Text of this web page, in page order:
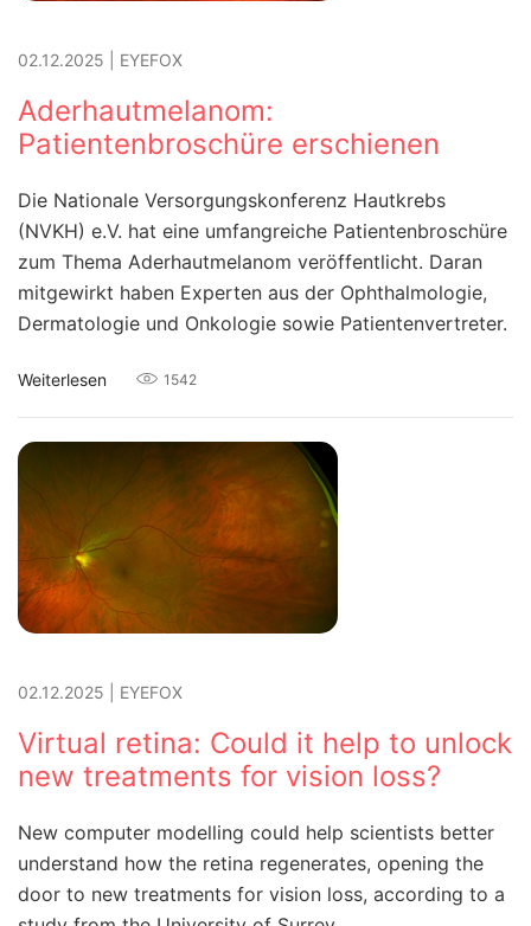
02.12.2025 EYEFOX
Aderhautmelanom:
Patientenbroschüre erschienen
Die Nationale Versorgungskonferenz Hautkrebs
(NVKH) e.V. hat eine umfangreiche Patientenbroschüre
zum Thema Aderhautmelanom veröffentlicht. Daran
mitgewirkt haben Experten aus der Ophthalmologie,
Dermatologie und Onkologie sowie Patientenvertreter.
Weiterlesen 1542
02.12.2025 EYEFOX
Virtual retina: Could it help to unlock
new treatments for vision loss?
New computer modelling could help scientists better
understand how the retina regenerates, opening the
door to new treatments for vision loss, according to a